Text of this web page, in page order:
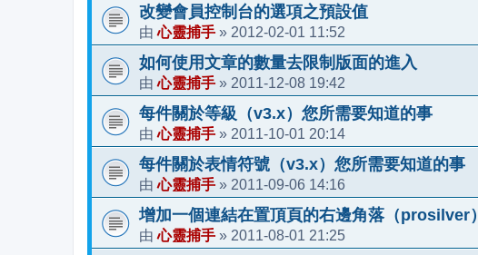
改變會員控制台的選項之預設值
由心靈捕手 » 2012-02-01 11:52
如何使用文章的數量去限制版面的進入
由心靈捕手 » 2011-12-08 19:42
每件關於等級（v3.x）您所需要知道的事
由心靈捕手 » 2011-10-01 20:14
每件關於表情符號（v3.x）您所需要知道的事
由心靈捕手 » 2011-09-06 14:16
增加一個連結在置頂頁的右邊角落（prosilver）
由心靈捕手 » 2011-08-01 21:25